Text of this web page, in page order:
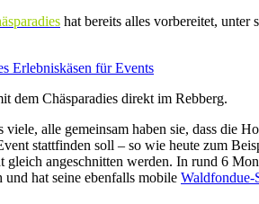
hat bereits alles vorbereitet,
dem Chäsparadies direkt im Rebberg.
viele, alle gemeinsam haben sie, dass die
stattfinden soll – so wie heute zum
gleich angeschnitten werden. In rund 6
und hat seine ebenfalls mobile Waldfondue-